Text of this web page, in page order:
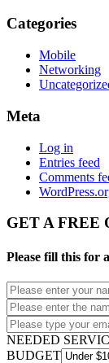
Categories
Mobile
Networking
Meta
Log in
Entries feed
Comments
GET A FREE
Please fill this for
NEEDED
BUDGET